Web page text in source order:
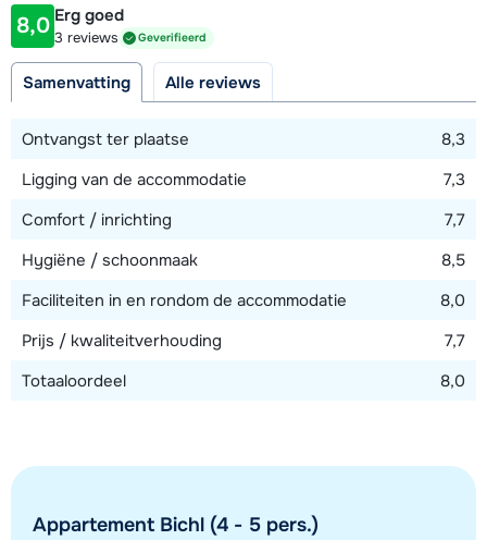
1800 meter
1800 meter
1800 meter
Afstand tot skibushalte
600 meter
Bekijk kaart
8,0 Erg goed
3 reviews Geverifieerd
Samenvatting Alle reviews
Ontvangst ter plaatse
8,3
Ligging van de accommodatie
7,3
Comfort / inrichting
7,7
Hygiëne / schoonmaak
8,5
Faciliteiten in en rondom de accommodatie
8,0
Prijs / kwaliteitverhouding
7,7
Totaaloordeel
8,0
Appartement Bichl (4 - 5 pers.)